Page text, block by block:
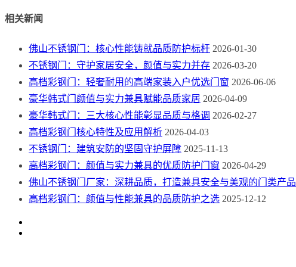
相关新闻
佛山不锈钢门：核心性能铸就品质防护标杆 2026-01-30
不锈钢门：守护家居安全，颜值与实力并存 2026-03-20
高档彩钢门：轻奢耐用的高端家装入户优选门窗 2026-06-06
豪华韩式门颜值与实力兼具赋能品质家居 2026-04-09
豪华韩式门：三大核心性能彰显品质与格调 2026-02-27
高档彩钢门核心特性及应用解析 2026-04-03
不锈钢门：建筑安防的坚固守护屏障 2025-11-13
高档彩钢门：颜值与实力兼具的优质防护门窗 2026-04-29
佛山不锈钢门厂家：深耕品质，打造兼具安全与美观的门类产品
高档彩钢门：颜值与性能兼具的品质防护之选 2025-12-12